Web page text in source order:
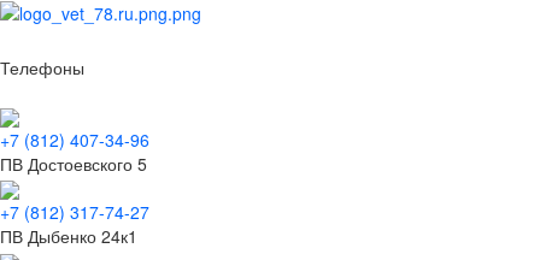
Телефоны
+7 (812) 407-34-96
ПВ Достоевского 5
+7 (812) 317-74-27
ПВ Дыбенко 24к1